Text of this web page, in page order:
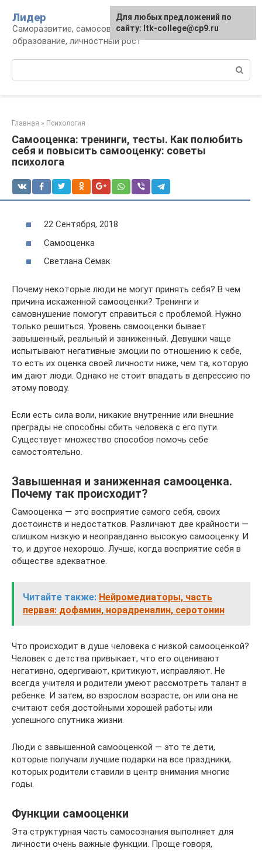
контенту
Лидер
Саморазвитие, самосовершенствование,
образование, личностный рост
Главная » Психология
Самооценка: тренинги, тесты. Как полюбить
себя и повысить самооценку: советы
психолога
22 Сентября, 2018
Самооценка
Светлана Семак
Почему некоторые люди не могут принять себя? В чем
причина искаженной самооценки? Тренинги и
самовнушение помогут справиться с проблемой. Нужно
только решиться. Уровень самооценки бывает
завышенный, реальный и заниженный. Девушки чаще
испытывают негативные эмоции по отношению к себе,
то есть их оценка своей личности ниже, чем та, которую
им дают люди. Однако не стоит впадать в депрессию по
этому поводу.
Если есть сила воли, никакие внутренние или внешние
преграды не способны сбить человека с его пути.
Существует множество способов помочь себе
самостоятельно.
Завышенная и заниженная самооценка.
Почему так происходит?
Самооценка — это восприятие самого себя, своих
достоинств и недостатков. Различают две крайности —
слишком низкую и неоправданно высокую самооценку. И
то, и другое нехорошо. Лучше, когда восприятие себя в
обществе адекватное.
Читайте также: Нейромедиаторы, часть
первая: дофамин, норадреналин, серотонин
Что происходит в душе человека с низкой самооценкой?
Человек с детства привыкает, что его оценивают
негативно, одергивают, критикуют, исправляют. Не
всегда учителя и родители умеют рассмотреть талант в
ребенке. И затем, во взрослом возрасте, он или она не
считают себя достойными хорошей работы или
успешного спутника жизни.
Люди с завышенной самооценкой — это те дети,
которые получали лучшие подарки на все праздники,
которых родители ставили в центр внимания многие
годы.
Функции самооценки
Эта структурная часть самосознания выполняет для
личности очень важные функции. Проще говоря,
Для любых предложений по
сайту: ltk-college@cp9.ru